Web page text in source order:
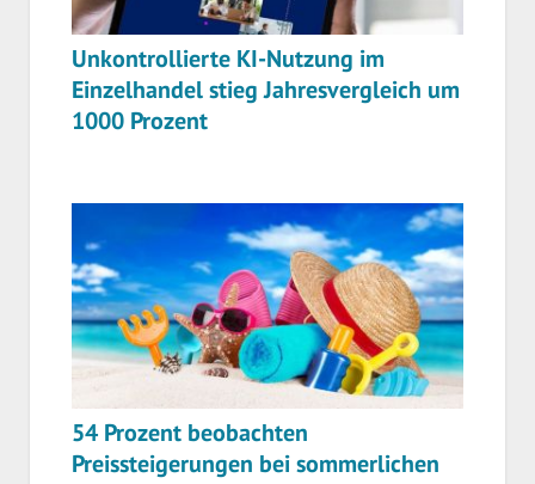
Unkontrollierte KI-Nutzung im
Einzelhandel stieg Jahresvergleich um
1000 Prozent
54 Prozent beobachten
Preissteigerungen bei sommerlichen